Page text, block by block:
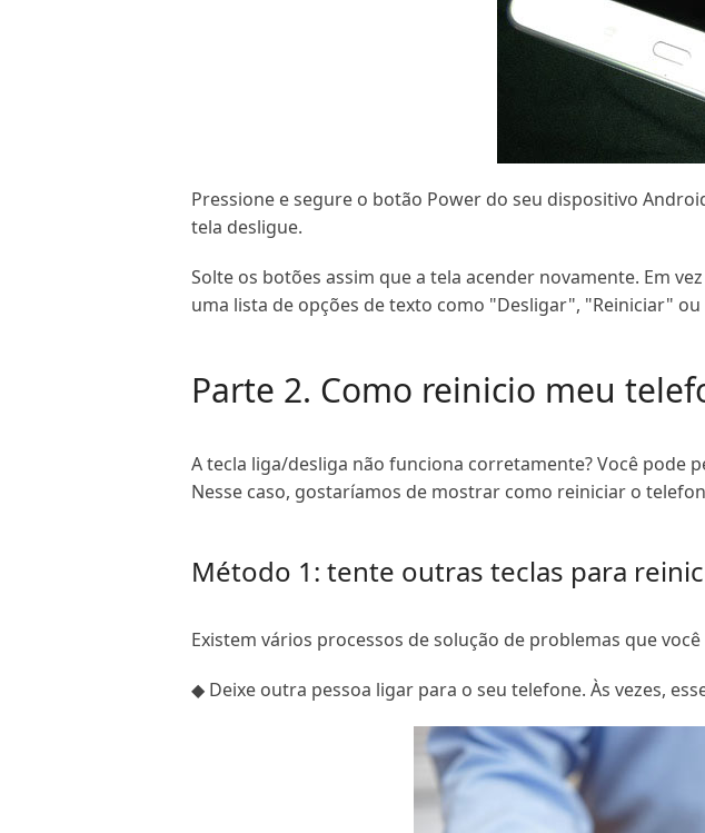
Pressione e segure o botão Power do seu dispositivo
tela desligue.
Solte os botões assim que a tela acender novamente. Em
uma lista de opções de texto como "Desligar", "Reiniciar"
Parte 2. Como reinicio meu
A tecla liga/desliga não funciona corretamente? Você
Nesse caso, gostaríamos de mostrar como reiniciar o
Método 1: tente outras teclas para
Existem vários processos de solução de problemas que
◆ Deixe outra pessoa ligar para o seu telefone. Às vezes,